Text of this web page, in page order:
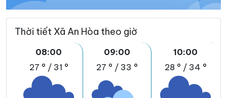
Thời tiết Xã An Hòa theo giờ
08:00
27 ° / 31 °
09:00
27 ° / 33 °
10:00
28 ° / 34 °